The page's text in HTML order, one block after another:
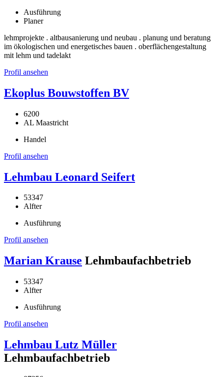
Ausführung
Planer
lehmprojekte . altbausanierung und neubau . planung und beratung
im ökologischen und energetisches bauen . oberflächengestaltung
mit lehm und tadelakt
Profil ansehen
Ekoplus Bouwstoffen BV
6200
AL Maastricht
Handel
Profil ansehen
Lehmbau Leonard Seifert
53347
Alfter
Ausführung
Profil ansehen
Marian Krause Lehmbaufachbetrieb
53347
Alfter
Ausführung
Profil ansehen
Lehmbau Lutz Müller
Lehmbaufachbetrieb